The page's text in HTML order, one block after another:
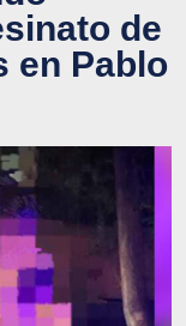
de
en Pablo